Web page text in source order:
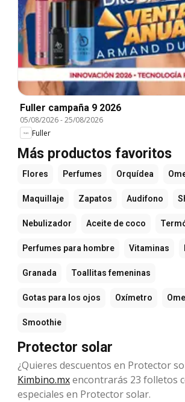
Fuller campaña 9 2026
05/08/2026-25/08/2026
Fuller
Más productos favoritos
Flores Perfumes Orquídea
Maquillaje Zapatos Audifono
Nebulizador Aceite de coco
Perfumes para hombre Vitaminas
Granada Toallitas femeninas
Gotas para los ojos Oxímetro
Smoothie
Protector solar
¿Quieres descuentos en Protector
Kimbino.mxencontrarás 23 folletos
especiales en Protector solar.